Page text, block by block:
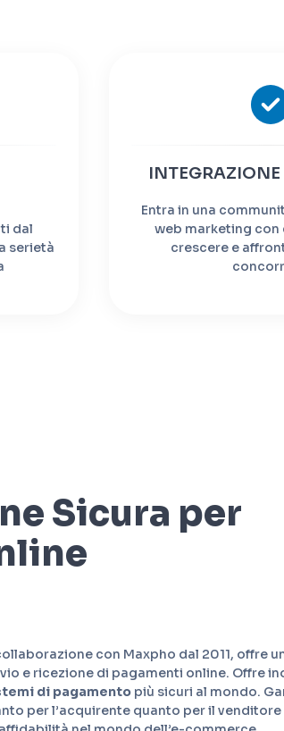
dal
serietà
INTEGRAZIONE
Entra in una
web marketing
crescere e
Sicura per
con Maxpho dal 2011, offre
e ricezione di pagamenti online. Offre
di pagamento più sicuri al mondo.
per l’acquirente quanto per il venditore